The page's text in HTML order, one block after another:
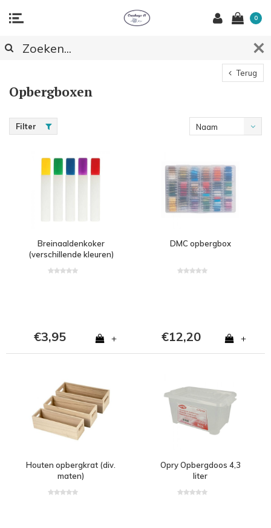
0
Terug
Opbergboxen
Filter
Naam
Breinaaldenkoker
(verschillende kleuren)
€3,95 +
DMC opbergbox
€12,20 +
Houten opbergkrat (div.
maten)
Opry Opbergdoos 4,3
liter